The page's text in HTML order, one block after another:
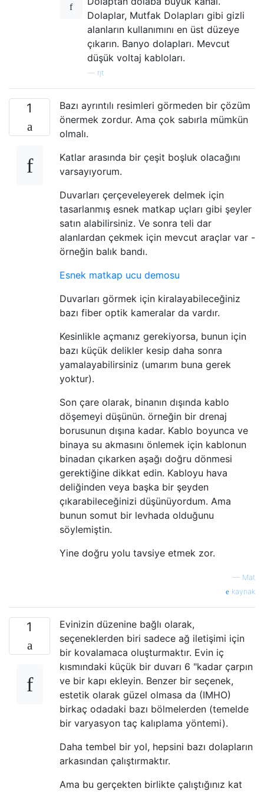
Dolaplar, Mutfak Dolapları gibi gizli
alanların kullanımını en üst düzeye
çıkarın. Banyo dolapları. Mevcut
düşük voltaj kabloları.
rjt
1
Bazı ayrıntılı resimleri görmeden bir çözüm
önermek zordur. Ama çok sabırla mümkün
olmalı.
Katlar arasında bir çeşit boşluk olacağını
varsayıyorum.
Duvarları çerçeveleyerek delmek için
tasarlanmış esnek matkap uçları gibi şeyler
satın alabilirsiniz. Ve sonra teli dar
alanlardan çekmek için mevcut araçlar var -
örneğin balık bandı.
Esnek matkap ucu demosu
Duvarları görmek için kiralayabileceğiniz
bazı fiber optik kameralar da vardır.
Kesinlikle açmanız gerekiyorsa, bunun için
bazı küçük delikler kesip daha sonra
yamalayabilirsiniz (umarım buna gerek
yoktur).
Son çare olarak, binanın dışında kablo
döşemeyi düşünün. örneğin bir drenaj
borusunun dışına kadar. Kablo boyunca ve
binaya su akmasını önlemek için kablonun
binadan çıkarken aşağı doğru dönmesi
gerektiğine dikkat edin. Kabloyu hava
deliğinden veya başka bir şeyden
çıkarabileceğinizi düşünüyordum. Ama
bunun somut bir levhada olduğunu
söylemiştin.
Yine doğru yolu tavsiye etmek zor.
— Mat
kaynak
1
Evinizin düzenine bağlı olarak,
seçeneklerden biri sadece ağ iletişimi için
bir kovalamaca oluşturmaktır. Evin iç
kısmındaki küçük bir duvarı 6 "kadar çarpın
ve bir kapı ekleyin. Benzer bir seçenek,
estetik olarak güzel olmasa da (IMHO)
birkaç odadaki bazı bölmelerden (temelde
bir varyasyon taç kalıplama yöntemi).
Daha tembel bir yol, hepsini bazı dolapların
arkasından çalıştırmaktır.
Ama bu gerçekten birlikte çalıştığınız kat